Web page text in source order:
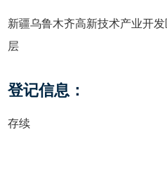
新疆乌鲁木齐高新技术产业开
层
登记信息：
存续